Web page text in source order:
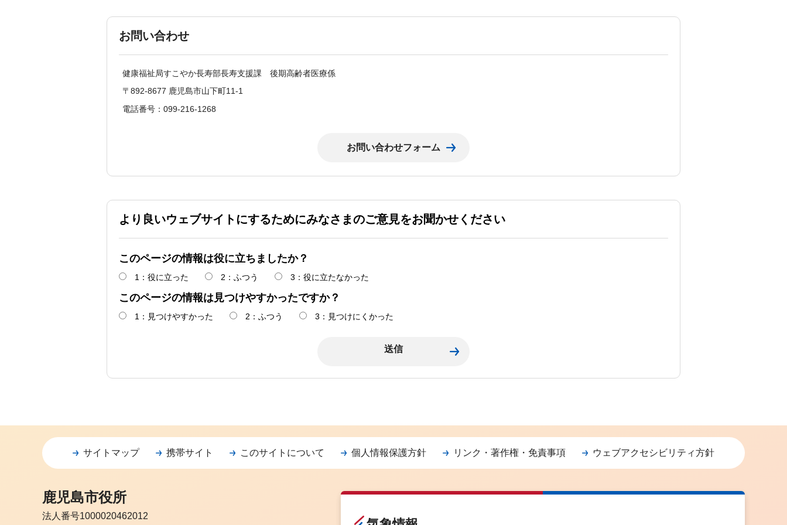
お問い合わせ
健康福祉局すこやか長寿部長寿支援課 後期高齢者医療係
〒892-8677 鹿児島市山下町11-1
電話番号：099-216-1268
より良いウェブサイトにするためにみなさまのご意見をお聞かせください
このページの情報は役に立ちましたか？
1：役に立った 2：ふつう 3：役に立たなかった
このページの情報は見つけやすかったですか？
1：見つけやすかった 2：ふつう 3：見つけにくかった
サイトマップ 携帯サイト このサイトについて 個人情報保護方針 リンク・著作権・免責事項 ウェブアクセシビリティ方針
鹿児島市役所
法人番号1000020462012